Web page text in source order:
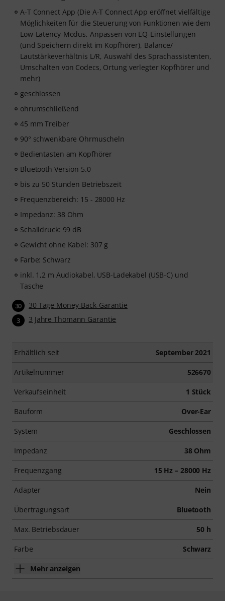
A-T Connect App (Die A-T Connect App eröffnet vielfältige
Möglichkeiten für die Steuerung von Funktionen wie dem
Low-Latency-Modus, Anpassen von EQ-Einstellungen
(und Speichern direkt im Kopfhörer), Balance/
Lautstärkeverhältnis L/R, Auswahl des Sprachassistenten,
Umschalten von Codecs, Ortung verlegter Kopfhörer und
mehr)
geschlossen
ohrumschließend
45 mm Treiber
90° schwenkbare Ohrmuscheln
Bedientasten am Kopfhörer
Bluetooth Version 5.0
bis zu 50 Stunden Betriebszeit
Frequenzbereich: 15 - 28000 Hz
Impedanz: 38 Ohm
Schalldruck: 99 dB
Gewicht ohne Kabel: 307 g
Farbe: Schwarz
inkl. 1,2 m Audiokabel, USB-Ladekabel (USB-C) und
Tasche
30 30 Tage Money-Back-Garantie
3 3 Jahre Thomann Garantie
Erhältlich seit September 2021
Artikelnummer 526670
Verkaufseinheit 1 Stück
Bauform Over-Ear
System Geschlossen
Impedanz 38 Ohm
Frequenzgang 15 Hz – 28000 Hz
Adapter Nein
Übertragungsart Bluetooth
Max. Betriebsdauer 50 h
Farbe Schwarz
Mehr anzeigen